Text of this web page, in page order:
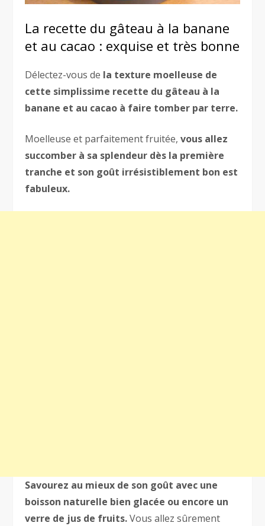
La recette du gâteau à la banane
et au cacao : exquise et très bonne
Délectez-vous de la texture moelleuse de
cette simplissime recette du gâteau à la
banane et au cacao à faire tomber par terre.
Moelleuse et parfaitement fruitée, vous allez
succomber à sa splendeur dès la première
tranche et son goût irrésistiblement bon est
fabuleux.
Savourez au mieux de son goût avec une
boisson naturelle bien glacée ou encore un
verre de jus de fruits.Vous allez sûrement